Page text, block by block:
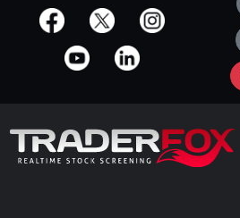
offizielle Social Media-Accounts